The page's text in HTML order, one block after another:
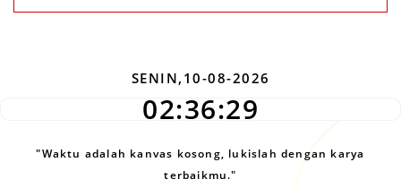
SENIN,10-08-2026
02:36:29
"Waktu adalah kanvas kosong, lukislah dengan karya
terbaikmu."